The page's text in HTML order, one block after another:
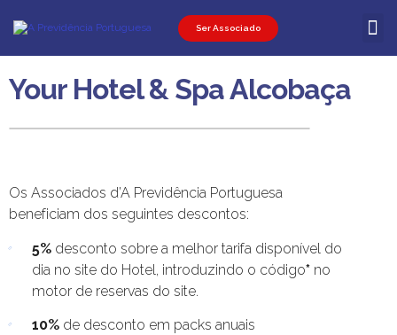
Ser Associado
Your Hotel & Spa Alcobaça
Os Associados d’A Previdência Portuguesa
beneficiam dos seguintes descontos:
5% desconto sobre a melhor tarifa disponível do
dia no site do Hotel, introduzindo o código* no
motor de reservas do site.
10% de desconto em packs anuais